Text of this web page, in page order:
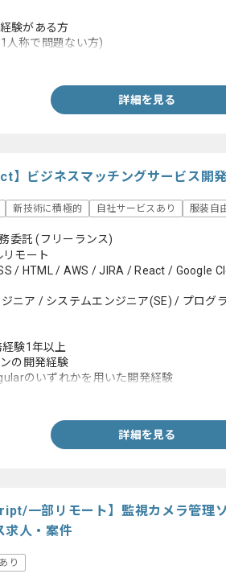
験がある方
人称で問題ない方)
詳細を見る
】ビジネスマッチングサービス開
新技術に積極的 自社サービスあり 服装自
委託(フリーランス)
モート
/ HTML / AWS / JIRA / React / Google
ニア / システムエンジニア(SE) / プログ
経験1年以上
の開発経験
のいずれかを用いた開発経験
詳細を見る
一部リモート】監視カメラ管理
求人・案件
り